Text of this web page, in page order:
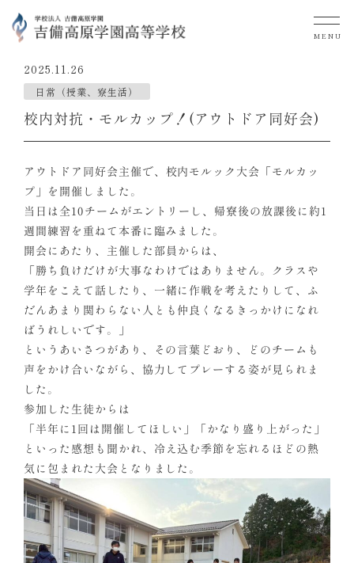
MENU
2025.11.26
日常（授業、寮生活）
校内対抗・モルカップ！(アウトドア同好会)
アウトドア同好会主催で、校内モルック大会「モルカッ
プ」を開催しました。
当日は全10チームがエントリーし、帰寮後の放課後に約1
週間練習を重ねて本番に臨みました。
開会にあたり、主催した部員からは、
「勝ち負けだけが大事なわけではありません。クラスや
学年をこえて話したり、一緒に作戦を考えたりして、ふ
だんあまり関わらない人とも仲良くなるきっかけになれ
ばうれしいです。」
というあいさつがあり、その言葉どおり、どのチームも
声をかけ合いながら、協力してプレーする姿が見られま
した。
参加した生徒からは
「半年に1回は開催してほしい」「かなり盛り上がった」
といった感想も聞かれ、冷え込む季節を忘れるほどの熱
気に包まれた大会となりました。